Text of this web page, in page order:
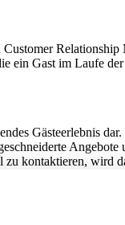
Relationship
ein Gast im Laufe
Gästeerlebnis
kontaktieren, wird